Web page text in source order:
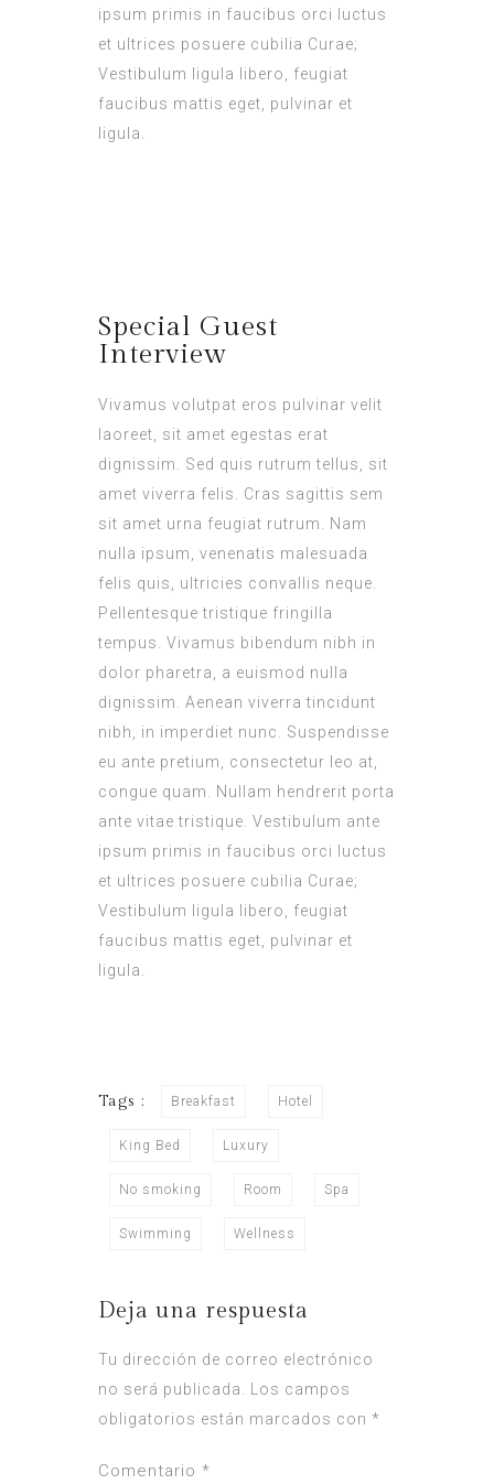
ipsum primis in faucibus orci luctus
et ultrices posuere cubilia Curae;
Vestibulum ligula libero, feugiat
faucibus mattis eget, pulvinar et
ligula.
Special Guest
Interview
Vivamus volutpat eros pulvinar velit
laoreet, sit amet egestas erat
dignissim. Sed quis rutrum tellus, sit
amet viverra felis. Cras sagittis sem
sit amet urna feugiat rutrum. Nam
nulla ipsum, venenatis malesuada
felis quis, ultricies convallis neque.
Pellentesque tristique fringilla
tempus. Vivamus bibendum nibh in
dolor pharetra, a euismod nulla
dignissim. Aenean viverra tincidunt
nibh, in imperdiet nunc. Suspendisse
eu ante pretium, consectetur leo at,
congue quam. Nullam hendrerit porta
ante vitae tristique. Vestibulum ante
ipsum primis in faucibus orci luctus
et ultrices posuere cubilia Curae;
Vestibulum ligula libero, feugiat
faucibus mattis eget, pulvinar et
ligula.
Tags : Breakfast Hotel
King Bed Luxury
No smoking Room Spa
Swimming Wellness
Deja una respuesta
Tu dirección de correo electrónico
no será publicada.
Los campos
obligatorios están marcados con *
Comentario *